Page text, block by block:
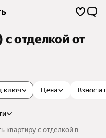
отделкой от
Цена Взнос и
ключ
квартиру с отделкой в